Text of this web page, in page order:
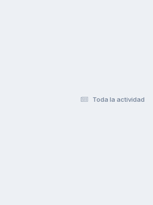
Toda la actividad